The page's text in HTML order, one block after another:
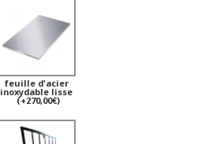
feuille d'acier
inoxydable lisse
(+270,00€)